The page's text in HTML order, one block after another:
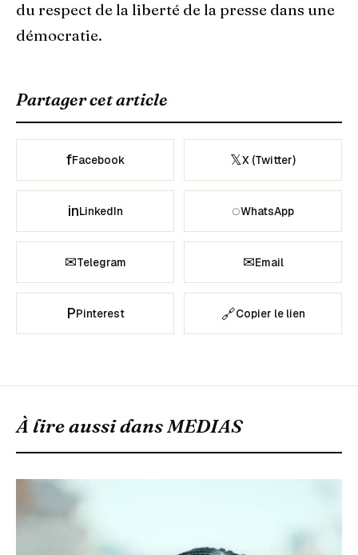
du respect de la liberté de la presse dans une
démocratie.
Partager cet article
fFacebook 𝕏X (Twitter)
inLinkedIn ◌WhatsApp
✉Telegram ✉Email
PPinterest 🔗Copier le lien
À lire aussi dansMEDIAS